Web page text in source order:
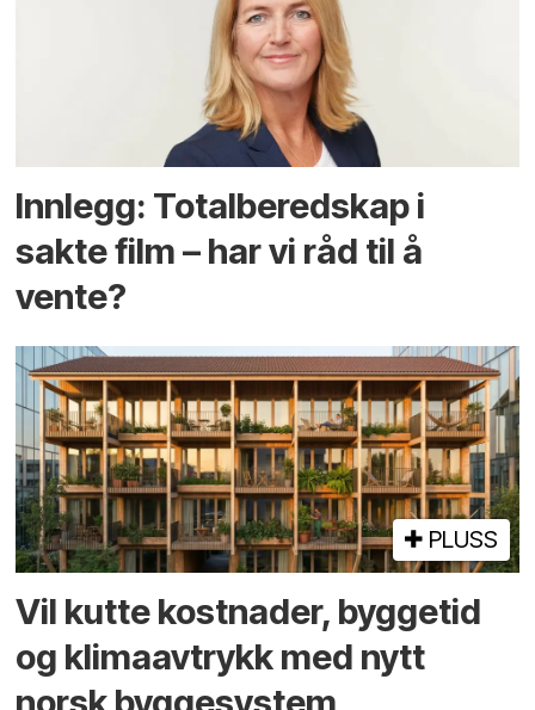
Innlegg: Totalberedskap i
sakte film – har vi råd til å
vente?
PLUSS
Vil kutte kostnader, byggetid
og klima­avtrykk med nytt